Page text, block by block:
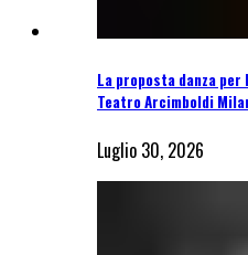
La proposta danza
Teatro Arcimboldi
Luglio 30, 2026